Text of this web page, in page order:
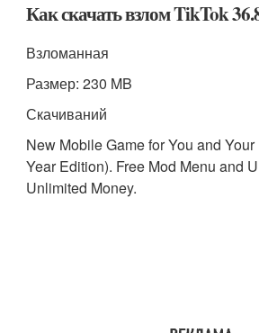
Как скачать взлом TikTok
Взломанная
Размер: 230 MB
Скачиваний
New Mobile Game for You and
Year Edition). Free Mod Menu and
Unlimited Money.